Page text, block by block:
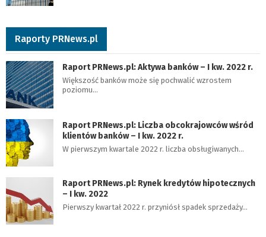
Raporty PRNews.pl
Raport PRNews.pl: Aktywa banków – I kw. 2022 r.
Większość banków może się pochwalić wzrostem
poziomu…
Raport PRNews.pl: Liczba obcokrajowców wśród
klientów banków – I kw. 2022 r.
W pierwszym kwartale 2022 r. liczba obsługiwanych…
Raport PRNews.pl: Rynek kredytów hipotecznych
– I kw. 2022
Pierwszy kwartał 2022 r. przyniósł spadek sprzedaży…